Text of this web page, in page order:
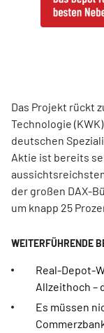
Das Projekt rückt
Technologie
deutschen
Aktie ist bereits
der großen DAX-
um knapp 25
Real-Depot-
Allzeithoch –
Es müssen